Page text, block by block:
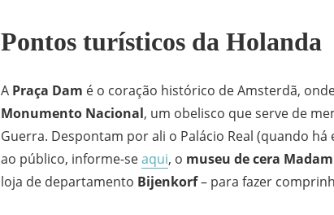
Pontos turísticos da Holanda
A Praça Dam é o coração histórico de Amsterdã,
Monumento Nacional, um obelisco que serve de
Guerra. Despontam por ali o Palácio Real (quando há
ao público, informe-seaqui, o museu de cera
loja de departamento Bijenkorf– para fazer